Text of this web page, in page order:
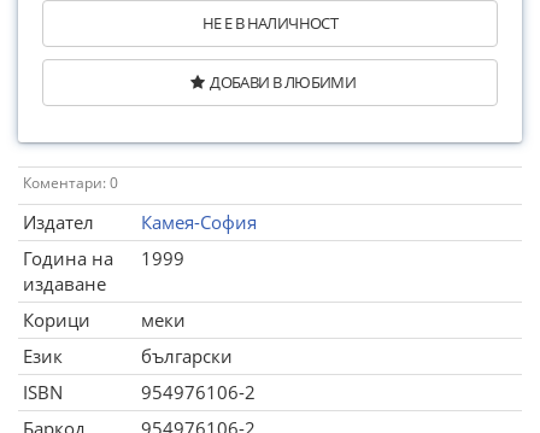
НЕ Е В НАЛИЧНОСТ
ДОБАВИ В ЛЮБИМИ
Коментари: 0
Издател
Камея-София
Година на
издаване
1999
Корици
меки
Език
български
ISBN
954976106-2
Баркод
954976106-2